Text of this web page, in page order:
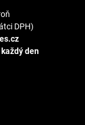
DPH)
den